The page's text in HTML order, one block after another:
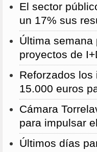
El sector
un 17% sus
Última semana
proyectos de
Reforzados
15.000 euros
Cámara
para impulsar
Últimos días